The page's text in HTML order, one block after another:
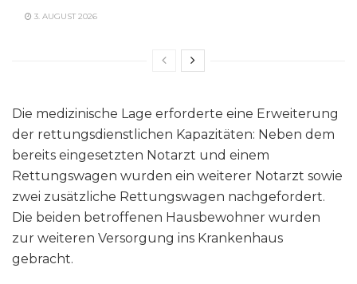
3. AUGUST 2026
Die medizinische Lage erforderte eine Erweiterung
der rettungsdienstlichen Kapazitäten: Neben dem
bereits eingesetzten Notarzt und einem
Rettungswagen wurden ein weiterer Notarzt sowie
zwei zusätzliche Rettungswagen nachgefordert.
Die beiden betroffenen Hausbewohner wurden
zur weiteren Versorgung ins Krankenhaus
gebracht.